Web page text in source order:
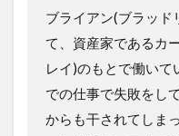
ブライアン(ブラッド
て、資産家であるカ
レイ)のもとで働いて
での仕事で失敗をし
からも干されてしま